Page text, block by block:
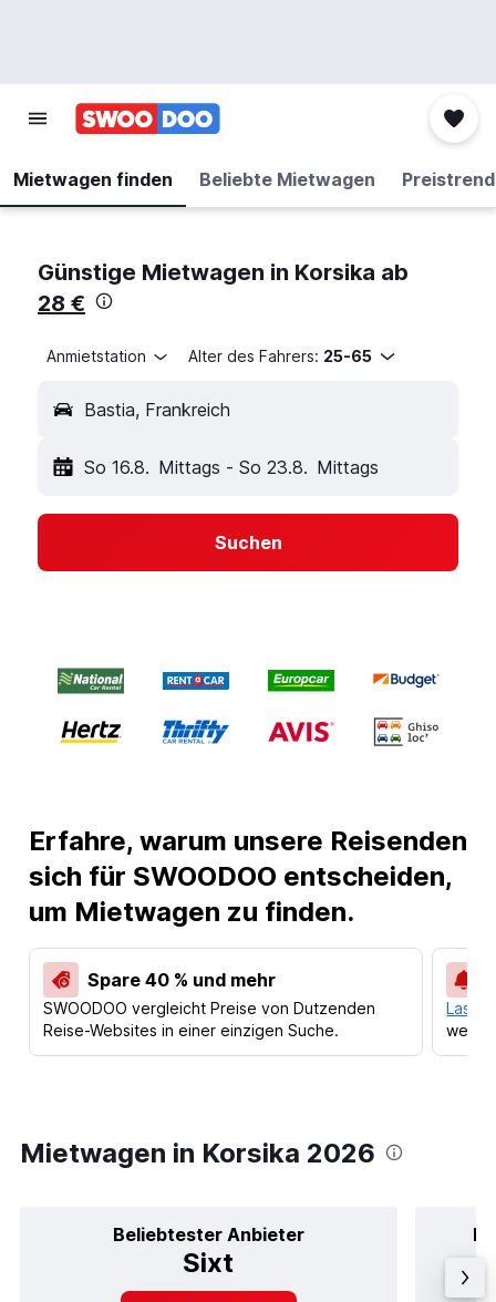
Mietwagen finden Beliebte Mietwagen
Günstige Mietwagen in Korsika ab
28 €
Anmietstation Alter des Fahrers: 25-65
Bastia, Frankreich
So 16.8. Mittags - So 23.8. Mittags
Suchen
Erfahre, warum unsere Reisenden
sich für SWOODOO entscheiden,
um Mietwagen zu finden.
Spare 40 % und mehr
SWOODOO vergleicht Preise von Dutzenden
Reise-Websites in einer einzigen Suche.
Lass
Mietwagen in Korsika 2026
Beliebtester Anbieter
Sixt